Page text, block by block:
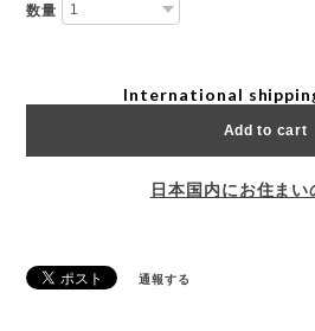
数量
International
Add to cart
日本国内にお住まい
通報する